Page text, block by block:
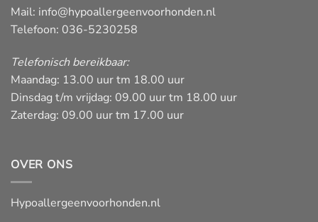
Mail: info@hypoallergeenvoorhonden.nl
Telefoon: 036-5230258
Telefonisch bereikbaar:
Maandag: 13.00 uur tm 18.00 uur
Dinsdag t/m vrijdag: 09.00 uur tm 18.00 uur
Zaterdag: 09.00 uur tm 17.00 uur
OVER ONS
Hypoallergeenvoorhonden.nl